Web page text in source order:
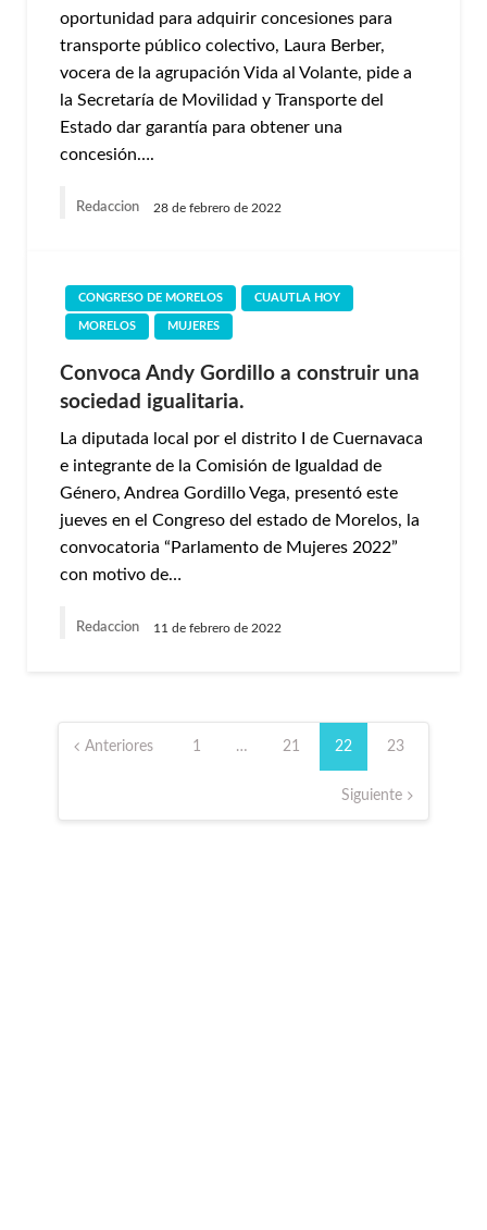
oportunidad para adquirir concesiones para
transporte público colectivo, Laura Berber,
vocera de la agrupación Vida al Volante, pide a
la Secretaría de Movilidad y Transporte del
Estado dar garantía para obtener una
concesión….
Redaccion 28 de febrero de 2022
CONGRESO DE MORELOS CUAUTLA HOY
MORELOS MUJERES
Convoca Andy Gordillo a construir una
sociedad igualitaria.
La diputada local por el distrito I de Cuernavaca
e integrante de la Comisión de Igualdad de
Género, Andrea Gordillo Vega, presentó este
jueves en el Congreso del estado de Morelos, la
convocatoria “Parlamento de Mujeres 2022”
con motivo de…
Redaccion 11 de febrero de 2022
Paginación
de Anteriores 1 … 21 22 23
Siguiente